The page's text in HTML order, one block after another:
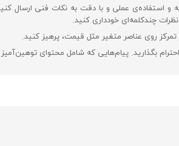
و استفاده‌ی عملی و با دقت به نکات فنی ارسال
چندکلمه‌‌ای خودداری کنید.
روی عناصر متغیر مثل قیمت، پرهیز کنید.
بگذارید. پیام‌هایی که شامل محتوای